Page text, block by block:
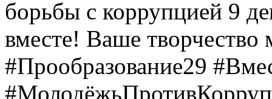
борьбы с коррупцией 9
вместе! Ваше творчество
#Прообразование29